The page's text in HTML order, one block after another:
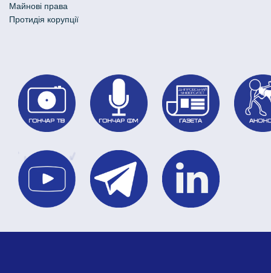
Майнові права
Протидія корупції